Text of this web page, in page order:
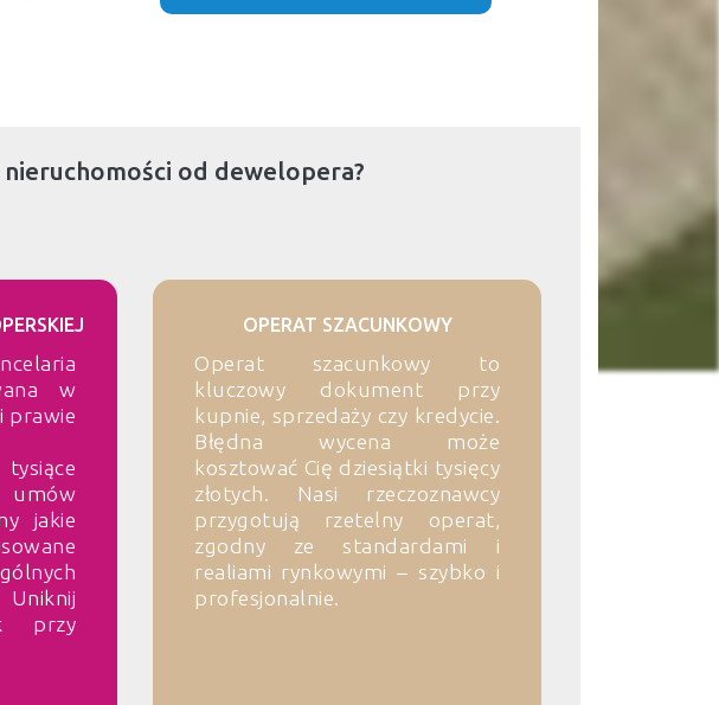
od dewelopera?
w
prawie
jakie
przy
OPERAT SZACUNKOWY
Operat szacunkowy to
kluczowy dokument przy
kupnie, sprzedaży czy kredycie.
Błędna wycena może
kosztować Cię dziesiątki tysięcy
złotych. Nasi rzeczoznawcy
przygotują rzetelny operat,
zgodny ze standardami i
realiami rynkowymi – szybko i
profesjonalnie.